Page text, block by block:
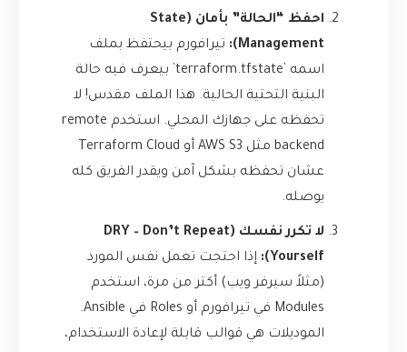
احفظ “الحالة” بأمان (State
Management):
تيرافورم بيحتفظ بملف
اسمه `terraform.tfstate` بيعرف فيه حالة
البنية التحتية الحالية. هذا الملف مقدس! لا
تحفظه على جهازك المحلي. استخدم remote
backend مثل AWS S3 أو Terraform Cloud
عشان تحفظه بشكل آمن ويقدر الفريق كله
يوصله.
لا تكرر نفسك (DRY – Don’t Repeat
Yourself):
إذا احتجت تعمل نفس المورد
(مثلاً سيرفر ويب) أكتر من مرة، استخدم
Modules في تيرافورم أو Roles في Ansible.
الموديلات هي قوالب قابلة لإعادة الاستخدام،